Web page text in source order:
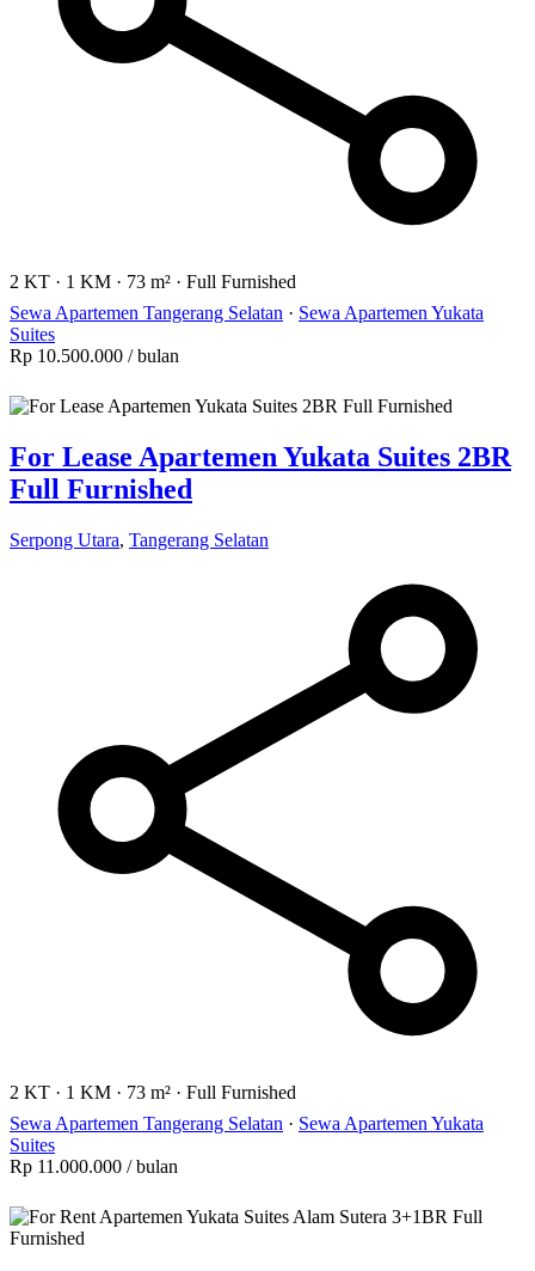
2 KT · 1 KM · 73 m² · Full Furnished
Sewa Apartemen Tangerang Selatan · Sewa Apartemen Yukata
Suites
Rp 10.500.000 / bulan
For Lease Apartemen Yukata Suites 2BR
Full Furnished
Serpong Utara, Tangerang Selatan
2 KT · 1 KM · 73 m² · Full Furnished
Sewa Apartemen Tangerang Selatan · Sewa Apartemen Yukata
Suites
Rp 11.000.000 / bulan